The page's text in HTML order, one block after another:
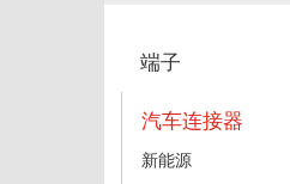
端子
汽车连接器
新能源